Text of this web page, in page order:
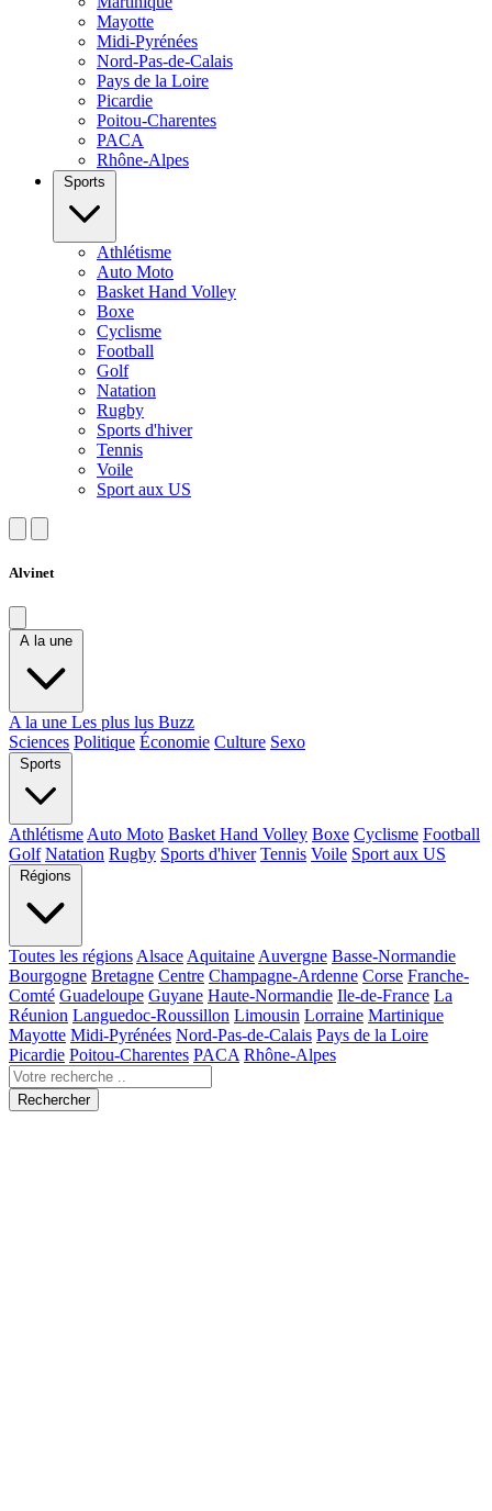
Mayotte
Midi-Pyrénées
Nord-Pas-de-Calais
Pays de la Loire
Picardie
Poitou-Charentes
PACA
Rhône-Alpes
Sports
Athlétisme
Auto Moto
Basket Hand Volley
Boxe
Cyclisme
Football
Golf
Natation
Rugby
Sports d'hiver
Tennis
Voile
Sport aux US
Alvinet
A la une
A la une Les plus lus Buzz
Sciences Politique Économie Culture Sexo
Sports
Athlétisme Auto Moto Basket Hand Volley Boxe Cyclisme Football
Golf Natation Rugby Sports d'hiver Tennis Voile Sport aux US
Régions
Toutes les régions Alsace Aquitaine Auvergne Basse-Normandie
Bourgogne Bretagne Centre Champagne-Ardenne Corse Franche-
Comté Guadeloupe Guyane Haute-Normandie Ile-de-France La
Réunion Languedoc-Roussillon Limousin Lorraine Martinique
Mayotte Midi-Pyrénées Nord-Pas-de-Calais Pays de la Loire
Picardie Poitou-Charentes PACA Rhône-Alpes
Rechercher